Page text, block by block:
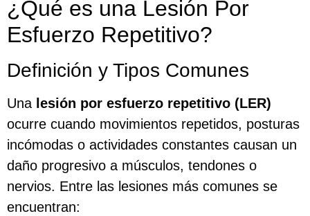
¿Qué es una Lesión Por
Esfuerzo Repetitivo?
Definición y Tipos Comunes
Una lesión por esfuerzo repetitivo (LER)
ocurre cuando movimientos repetidos, posturas
incómodas o actividades constantes causan un
daño progresivo a músculos, tendones o
nervios. Entre las lesiones más comunes se
encuentran: